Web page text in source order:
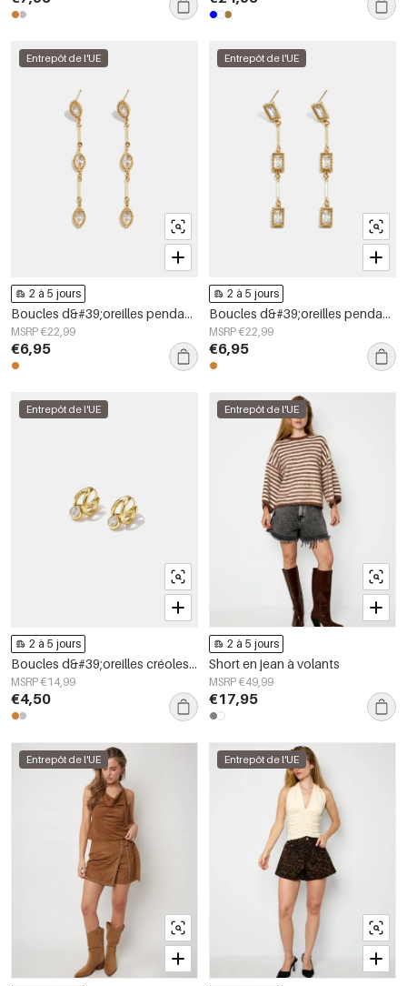
Entrepôt de l'UE
2 à 5 jours
Boucles d&#39;oreilles pendantes en acier inoxydable, forme elliptique, style décontracté, collection simple pour femmes
MSRP €22,99
€6,95
Entrepôt de l'UE
2 à 5 jours
Boucles d&#39;oreilles pendantes en acier inoxydable, forme géométrique, collection simple pour le quotidien, bijoux pour femmes
MSRP €22,99
€6,95
Entrepôt de l'UE
2 à 5 jours
Boucles d&#39;oreilles créoles en acier inoxydable, forme irrégulière, collection Simple Daily Simple, bijoux pour femmes
MSRP €14,99
€4,50
Entrepôt de l'UE
2 à 5 jours
Short en jean à volants
MSRP €49,99
€17,95
Entrepôt de l'UE Entrepôt de l'UE